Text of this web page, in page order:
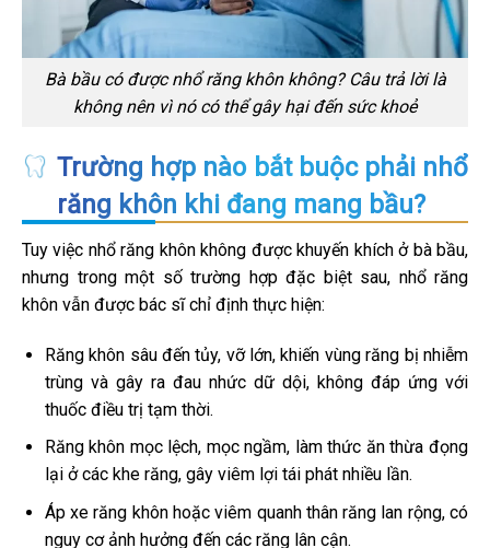
Bà bầu có được nhổ răng khôn không? Câu trả lời là
không nên vì nó có thể gây hại đến sức khoẻ
Trường hợp nào bắt buộc phải nhổ
răng khôn khi đang mang bầu?
Tuy việc nhổ răng khôn không được khuyến khích ở bà bầu,
nhưng trong một số trường hợp đặc biệt sau, nhổ răng
khôn vẫn được bác sĩ chỉ định thực hiện:
Răng khôn sâu đến tủy, vỡ lớn, khiến vùng răng bị nhiễm
trùng và gây ra đau nhức dữ dội, không đáp ứng với
thuốc điều trị tạm thời.
Răng khôn mọc lệch, mọc ngầm, làm thức ăn thừa đọng
lại ở các khe răng, gây viêm lợi tái phát nhiều lần.
Áp xe răng khôn hoặc viêm quanh thân răng lan rộng, có
nguy cơ ảnh hưởng đến các răng lân cận.